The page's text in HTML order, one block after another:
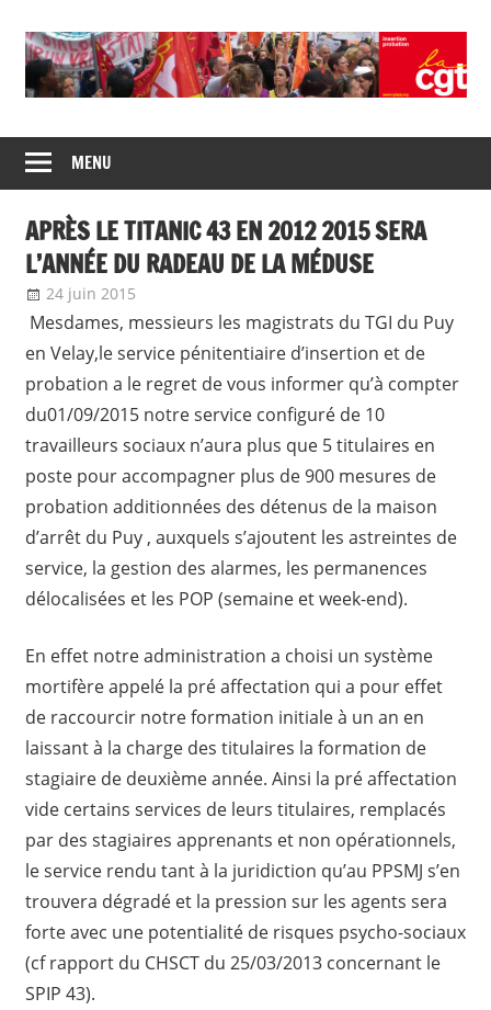
content
CGT
insertion
probation
de
syndicats
CGT
insertion
probation
MENU
APRÈS LE TITANIC 43 EN 2012 2015 SERA
L’ANNÉE DU RADEAU DE LA MÉDUSE
24 juin 2015
Mesdames, messieurs les magistrats du TGI du Puy
en Velay,le service pénitentiaire d’insertion et de
probation a le regret de vous informer qu’à compter
du01/09/2015 notre service configuré de 10
travailleurs sociaux n’aura plus que 5 titulaires en
poste pour accompagner plus de 900 mesures de
probation additionnées des détenus de la maison
d’arrêt du Puy , auxquels s’ajoutent les astreintes de
service, la gestion des alarmes, les permanences
délocalisées et les POP (semaine et week-end).
En effet notre administration a choisi un système
mortifère appelé la pré affectation qui a pour effet
de raccourcir notre formation initiale à un an en
laissant à la charge des titulaires la formation de
stagiaire de deuxième année. Ainsi la pré affectation
vide certains services de leurs titulaires, remplacés
par des stagiaires apprenants et non opérationnels,
le service rendu tant à la juridiction qu’au PPSMJ s’en
trouvera dégradé et la pression sur les agents sera
forte avec une potentialité de risques psycho-sociaux
(cf rapport du CHSCT du 25/03/2013 concernant le
SPIP 43).